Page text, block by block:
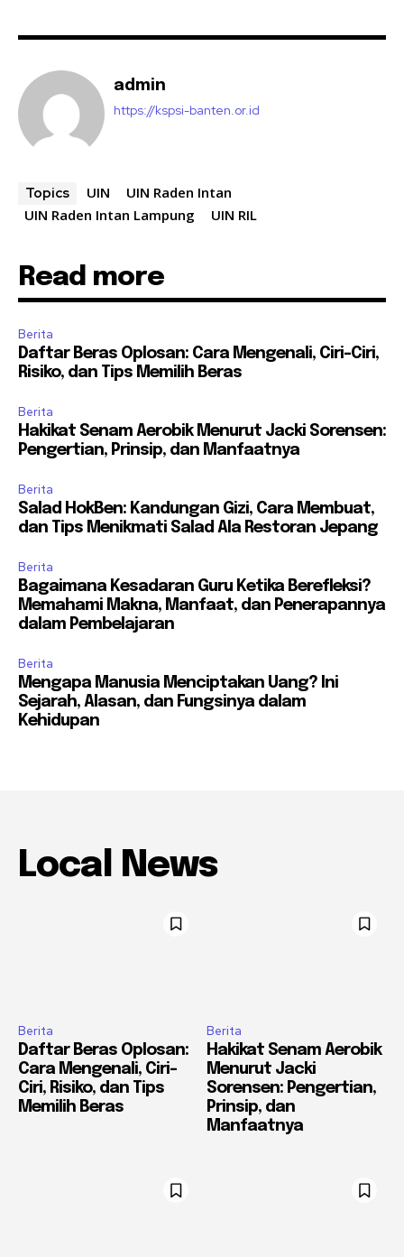
admin
https://kspsi-banten.or.id
Topics UIN
UIN Raden Intan
UIN Raden Intan Lampung
UIN RIL
Read more
Berita
Daftar Beras Oplosan: Cara Mengenali, Ciri-Ciri,
Risiko, dan Tips Memilih Beras
Berita
Hakikat Senam Aerobik Menurut Jacki Sorensen:
Pengertian, Prinsip, dan Manfaatnya
Berita
Salad HokBen: Kandungan Gizi, Cara Membuat,
dan Tips Menikmati Salad Ala Restoran Jepang
Berita
Bagaimana Kesadaran Guru Ketika Berefleksi?
Memahami Makna, Manfaat, dan Penerapannya
dalam Pembelajaran
Berita
Mengapa Manusia Menciptakan Uang? Ini
Sejarah, Alasan, dan Fungsinya dalam
Kehidupan
Local News
Berita
Daftar Beras Oplosan:
Cara Mengenali, Ciri-
Ciri, Risiko, dan Tips
Memilih Beras
Berita
Hakikat Senam Aerobik
Menurut Jacki
Sorensen: Pengertian,
Prinsip, dan
Manfaatnya